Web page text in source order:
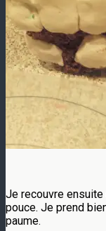
Je recouvre
pouce. Je prend
paume.